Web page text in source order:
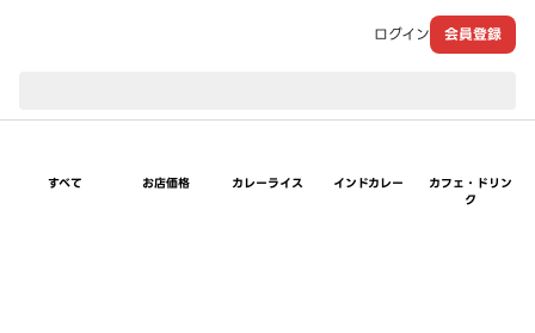
ログイン 会員登録
すべて お店価格 カレーライス インドカレー
カフェ・ドリン
ク